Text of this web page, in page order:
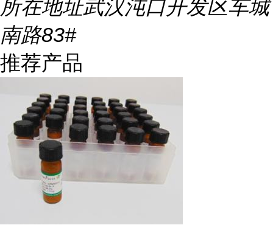
所在地址武汉沌口开发区车城
南路83#
推荐产品